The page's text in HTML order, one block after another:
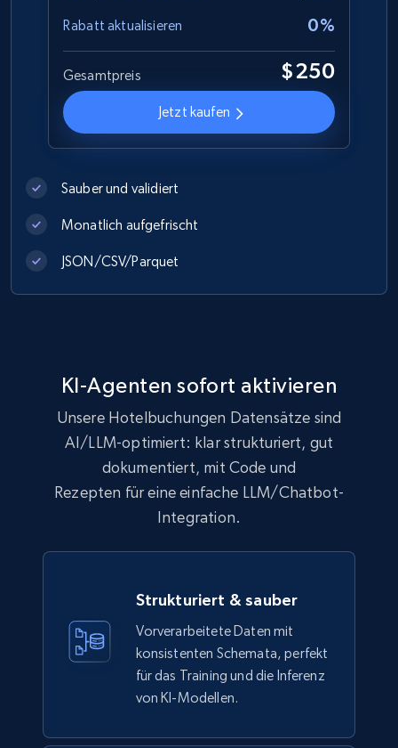
Rabatt aktualisieren 0%
Gesamtpreis $250
Jetzt kaufen
Sauber und validiert
Monatlich aufgefrischt
JSON/CSV/Parquet
KI-Agenten sofort aktivieren
Unsere Hotelbuchungen Datensätze sind
AI/LLM-optimiert: klar strukturiert, gut
dokumentiert, mit Code und
Rezepten für eine einfache LLM/Chatbot-
Integration.
Strukturiert & sauber
Vorverarbeitete Daten mit
konsistenten Schemata, perfekt
für das Training und die Inferenz
von KI-Modellen.